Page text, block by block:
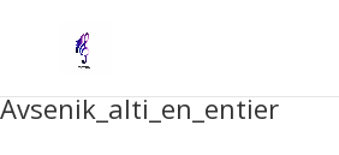
Avsenik_alti_en_entier